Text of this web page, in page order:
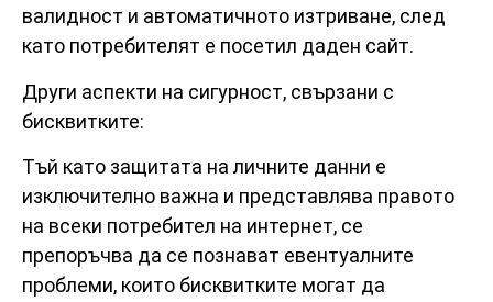
валидност и автоматичното изтриване, след
като потребителят е посетил даден сайт.
Други аспекти на сигурност, свързани с
бисквитките:
Тъй като защитата на личните данни е
изключително важна и представлява правото
на всеки потребител на интернет, се
препоръчва да се познават евентуалните
проблеми, които бисквитките могат да